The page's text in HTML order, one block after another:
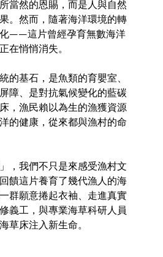
當然的恩賜，而是人與自然
。然而，隨著海洋環境的轉
——這片曾經孕育無數海洋
在悄悄消失。
的基石，是魚類的育嬰室、
障、是對抗氣候變化的藍碳
，漁民賴以為生的漁獲資源
的健康，從來都與漁村的命
，我們不只是來感受漁村文
饋這片養育了幾代漁人的海
群願意捲起衣袖、走進真實
義工，與專業海草科研人員
草床注入新生命。